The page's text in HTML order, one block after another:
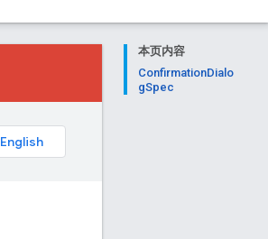
本页内容
ConfirmationDialo
gSpec